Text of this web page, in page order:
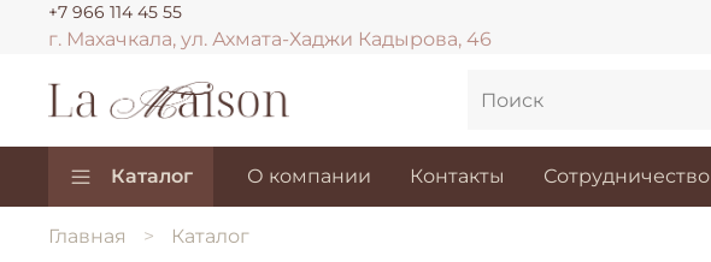
г. Махачкала, ул. Ахмата-Хаджи Кадырова, 46
+7 966 114 45 55
Каталог О компании Контакты Сотрудничество
Главная Каталог